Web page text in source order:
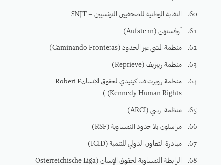
النقابة الوطنية للصحفيين التونسيين – SNJT
أوفستهن (Aufstehn)
منظمة المشي عبر الحدود (Caminando Fronteras)
منظمة ريبريف (Reprieve)
منظمة روبرت ف. كينيدي لحقوق الإنسانRobert F
Kennedy Human Rights) )
منظمة آرسي (ARCI)
مراسلون بلا حدود النمساوية (RSF)
مبادرة التعاون الدولي للتنمية (ICID)
الرابطة النمساوية لحقوق الإنسان (Österreichische Liga